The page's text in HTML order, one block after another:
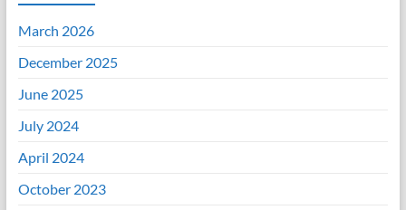
March 2026
December 2025
June 2025
July 2024
April 2024
October 2023